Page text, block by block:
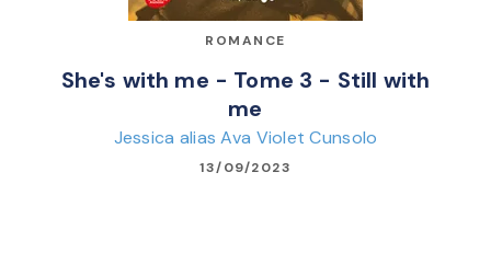
ROMANCE
She's with me - Tome 3 - Still with
me
Jessica alias Ava Violet Cunsolo
13/09/2023